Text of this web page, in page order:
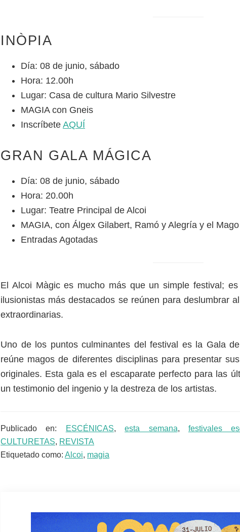
INÒPIA
Día: 08 de junio, sábado
Hora: 12.00h
Lugar: Casa de cultura Mario Silvestre
MAGIA con Gneis
Inscríbete AQUÍ
GRAN GALA MÁGICA
Día: 08 de junio, sábado
Hora: 20.00h
Lugar: Teatre Principal de Alcoi
MAGIA, con Álgex Gilabert, Ramó y Alegría y el
Entradas Agotadas
El Alcoi Màgic es mucho más que un simple festival;
ilusionistas más destacados se reúnen para deslumbrar
extraordinarias.
Uno de los puntos culminantes del festival es la Gala
reúne magos de diferentes disciplinas para presentar
originales. Esta gala es el escaparate perfecto para las
un testimonio del ingenio y la destreza de los artistas.
Publicado en: ESCÉNICAS,esta semana, festivales
CULTURETAS, REVISTA
Etiquetado como: Alcoi, magia